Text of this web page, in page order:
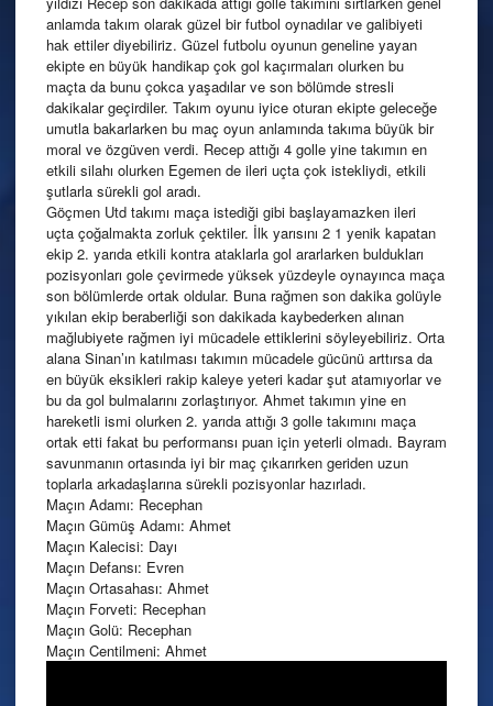
anlamda takım olarak güzel bir futbol oynadılar ve galibiyeti
hak ettiler diyebiliriz. Güzel futbolu oyunun geneline yayan
ekipte en büyük handikap çok gol kaçırmaları olurken bu
maçta da bunu çokca yaşadılar ve son bölümde stresli
dakikalar geçirdiler. Takım oyunu iyice oturan ekipte geleceğe
umutla bakarlarken bu maç oyun anlamında takıma büyük bir
moral ve özgüven verdi. Recep attığı 4 golle yine takımın en
etkili silahı olurken Egemen de ileri uçta çok istekliydi, etkili
şutlarla sürekli gol aradı.
Göçmen Utd takımı maça istediği gibi başlayamazken ileri
uçta çoğalmakta zorluk çektiler. İlk yarısını 2 1 yenik kapatan
ekip 2. yarıda etkili kontra ataklarla gol ararlarken buldukları
pozisyonları gole çevirmede yüksek yüzdeyle oynayınca maça
son bölümlerde ortak oldular. Buna rağmen son dakika golüyle
yıkılan ekip beraberliği son dakikada kaybederken alınan
mağlubiyete rağmen iyi mücadele ettiklerini söyleyebiliriz. Orta
alana Sinan’ın katılması takımın mücadele gücünü arttırsa da
en büyük eksikleri rakip kaleye yeteri kadar şut atamıyorlar ve
bu da gol bulmalarını zorlaştırıyor. Ahmet takımın yine en
hareketli ismi olurken 2. yarıda attığı 3 golle takımını maça
ortak etti fakat bu performansı puan için yeterli olmadı. Bayram
savunmanın ortasında iyi bir maç çıkarırken geriden uzun
toplarla arkadaşlarına sürekli pozisyonlar hazırladı.
Maçın Adamı: Recephan
Maçın Gümüş Adamı: Ahmet
Maçın Kalecisi: Dayı
Maçın Defansı: Evren
Maçın Ortasahası: Ahmet
Maçın Forveti: Recephan
Maçın Golü: Recephan
Maçın Centilmeni: Ahmet